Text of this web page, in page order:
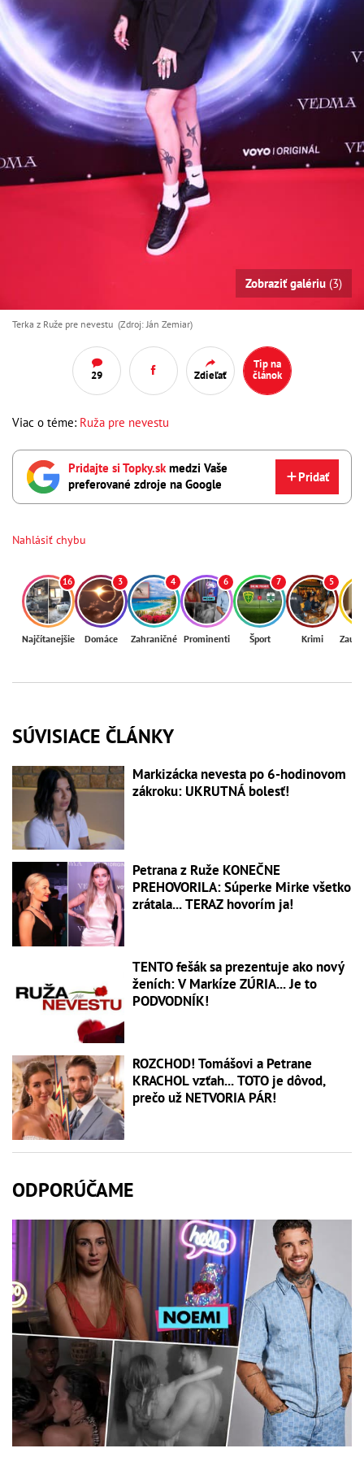
Zobraziť galériu (3)
Terka z Ruže pre nevestu (Zdroj: Ján Zemiar)
29 Zdieľať
Tip na
článok
Viac o téme: Ruža pre nevestu
Pridajte si Topky.skmedzi Vaše
preferované zdroje na Google
Pridať
Nahlásiť chybu
16
Najčítanejšie
3
Domáce
4
Zahraničné
6
Prominenti
7
Šport
5
Krimi
SÚVISIACE ČLÁNKY
Markizácka nevesta po 6-hodinovom
zákroku: UKRUTNÁ bolesť!
Petrana z Ruže KONEČNE
PREHOVORILA: Súperke Mirke všetko
zrátala... TERAZ hovorím ja!
TENTO fešák sa prezentuje ako nový
ženích: V Markíze ZÚRIA... Je to
PODVODNÍK!
ROZCHOD! Tomášovi a Petrane
KRACHOL vzťah... TOTO je dôvod,
prečo už NETVORIA PÁR!
ODPORÚČAME